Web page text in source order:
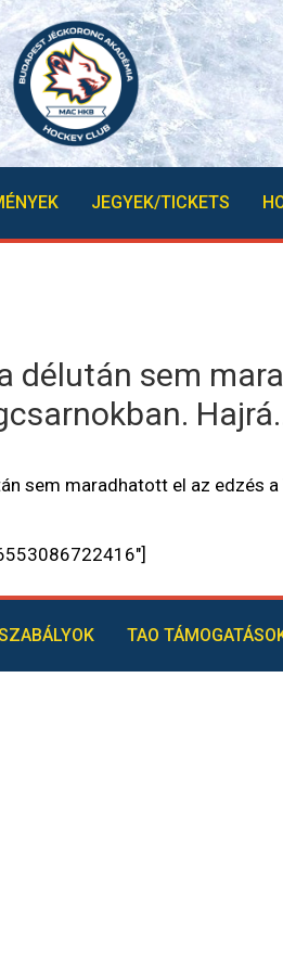
JEGYEK/TICKETS
délután sem
sem maradhatott el az edzés
TAO